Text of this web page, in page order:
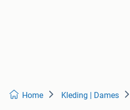
Home Kleding | Dames